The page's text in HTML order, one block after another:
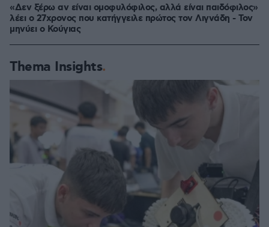
«Δεν ξέρω αν είναι ομοφυλόφιλος, αλλά είναι παιδόφιλος»
λέει ο 27χρονος που κατήγγειλε πρώτος τον Λιγνάδη - Τον
μηνύει ο Κούγιας
Thema Insights